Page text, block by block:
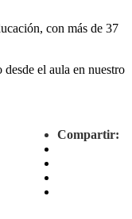
con más de 37
el aula en nuestro
Compartir: